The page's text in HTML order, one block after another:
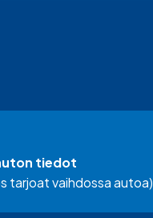
tiedot
tarjoat vaihdossa autoa)